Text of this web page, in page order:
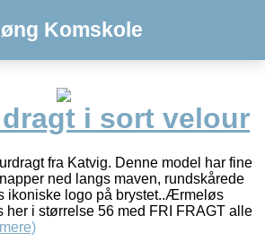
Komskole
i sort velour
fra Katvig. Denne model har fine
ned langs maven, rundskårede
ikoniske logo på brystet..Ærmeløs
her i størrelse 56 med FRI FRAGT alle